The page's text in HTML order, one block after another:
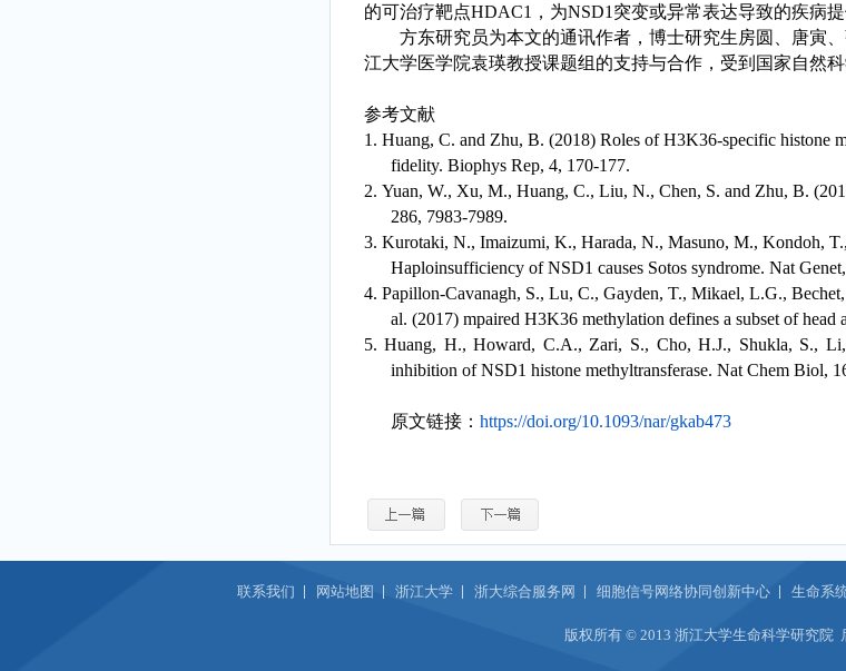
的可治疗靶点HDAC1 ，为NSD1 突变或异常表达导致的疾病
方东研究员为本文的通讯作者，博士研究生房圆、唐寅
江大学医学院袁瑛教授课题组的支持与合作，受到 国家自然
参考文献
1. Huang, C. and Zhu, B. (2018) Roles of H3K36-specific histone
fidelity. Biophys Rep, 4, 170-177.
2. Yuan, W., Xu, M., Huang, C., Liu, N., Chen, S. and Zhu, B.
286, 7983-7989.
3. Kurotaki, N., Imaizumi, K., Harada, N., Masuno, M., Kondoh,
Haploinsufficiency of NSD1 causes Sotos syndrome. Nat
4. Papillon-Cavanagh, S., Lu, C., Gayden, T., Mikael, L.G.,
al. (2017) mpaired H3K36 methylation defines a subset of head
5.Huang, H., Howard, C.A., Zari, S., Cho, H.J., Shukla, S.,
inhibition of NSD1 histone methyltransferase. Nat Chem Biol,
原文链接： https://doi.org/10.1093/nar/gkab473
联系我们 网站地图 浙江大学 浙大综合服务网 细胞信号网络协同创新中心 生命系
版权所有 © 2013 浙江大学生命科学研究院